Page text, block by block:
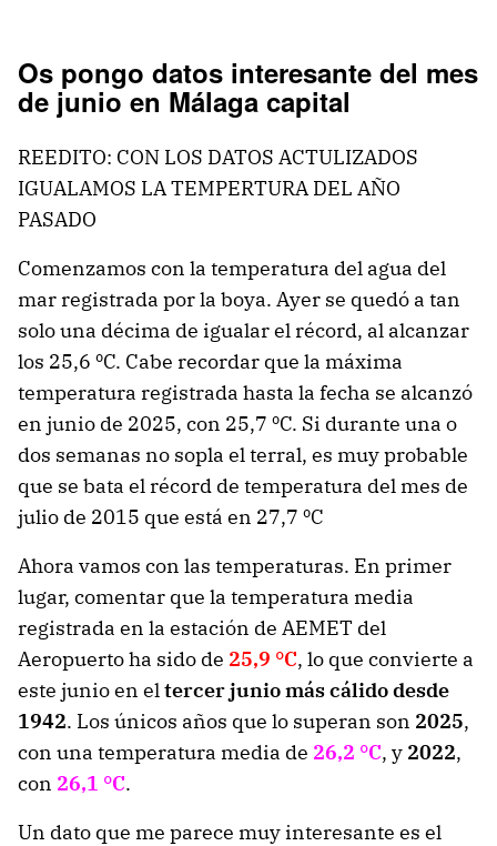
Os pongo datos interesante del mes
de junio en Málaga capital
REEDITO: CON LOS DATOS ACTULIZADOS
IGUALAMOS LA TEMPERTURA DEL AÑO
PASADO
Comenzamos con la temperatura del agua del
mar registrada por la boya. Ayer se quedó a tan
solo una décima de igualar el récord, al alcanzar
los 25,6 ºC. Cabe recordar que la máxima
temperatura registrada hasta la fecha se alcanzó
en junio de 2025, con 25,7 ºC. Si durante una o
dos semanas no sopla el terral, es muy probable
que se bata el récord de temperatura del mes de
julio de 2015 que está en 27,7 ºC
Ahora vamos con las temperaturas. En primer
lugar, comentar que la temperatura media
registrada en la estación de AEMET del
Aeropuerto ha sido de 25,9 °C, lo que convierte a
este junio en eltercer junio más cálido desde
1942. Los únicos años que lo superan son 2025,
con una temperatura media de 26,2 °C, y 2022,
con 26,1 °C.
Un dato que me parece muy interesante es el